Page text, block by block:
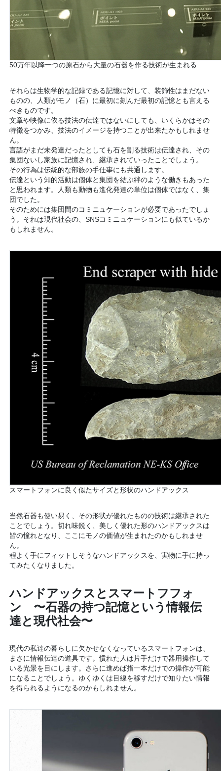
50万年以降一つの原石から大量の石器を作る技術が生まれる
それらは生物学的な記録である記憶に対して、装飾性はまだない
ものの、人類がモノ（石）に最初に刻んだ最初の記憶とも言える
べきものです。
文章や映像に依る技法の伝達ではないにしても、いくらかはその
特徴をつかみ、技法のイメージを持つことが出来たかもしれませ
ん。
言語がまだ未発達だったとしても石を割る技術は伝達され、その
集団ないし家族に記憶され、継承されていったことでしょう。
その行為は伝統的な部族の手仕事にも共通します。
伝達という知的活動は個体と集団を結ぶ絆のような働きもあった
と思われます。人類も動物も進化発達の単位は個体ではなく、集
団でした。
そのためには集団間のコミニュケーションが必要であったでしょ
う。それは現代社会の、SNSコミニュケーションにも似ているか
もしれません。
スマートフォンに良く似たサイズと形状のハンドアックス
当然石器も使い易く、その形状が優れたものの技術は継承された
ことでしょう。切れ味鋭く、美しく優れた形のハンドアックスは
皆の憧れとなり、ここにモノの価値が生まれたのかもしれませ
ん。
程よく手にフィットしそうなハンドアックスを、実物に手に持っ
てみたくなりました。
ハンドアックスとスマートフフォ
ン 〜石器の持つ記憶という情報伝
達と現代社会〜
現代の私達の暮らしに欠かせなくなっているスマートフォンは、
まさに情報伝達の道具です。慣れた人は片手だけで器用操作して
いる光景を目にします。さらに進めば指一本だけでの操作が可能
になることでしょう。ゆくゆくは目線を移すだけで知りたい情報
を得られるようになるのかもしれません。